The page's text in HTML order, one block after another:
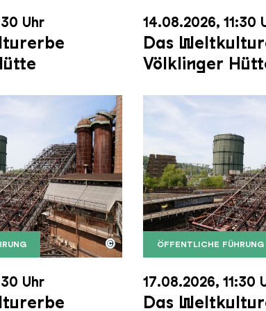
Uhr 14.08.2026, 11:30
Das
Völklinger
im Hintergrund
Veithder Völklinger Hütte mit dem
Völklinger Hütte | Karl Heinrich
©
Uhr
ÖFFENTLICHE FÜHRUNG
Der
Copyright:
17.08.2026, 11:30
Das